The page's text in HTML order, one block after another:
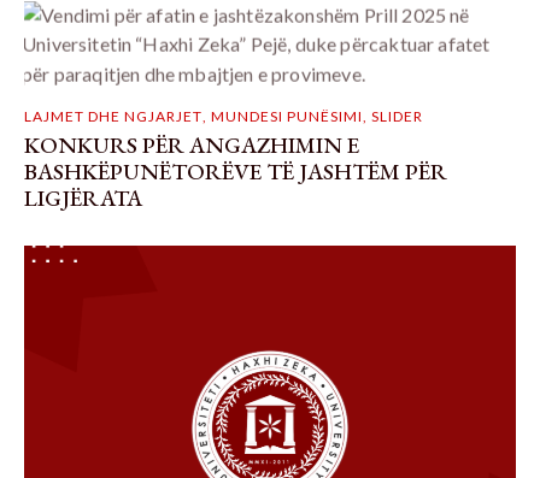
LAJMET DHE NGJARJET MUNDESI PUNËSIMI SLIDER
KONKURS PËR ANGAZHIMIN E
BASHKËPUNËTORËVE TË JASHTËM PËR
LIGJËRATA